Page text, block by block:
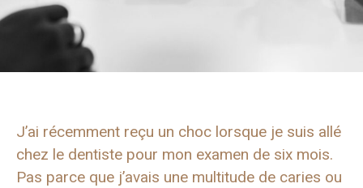
J’ai récemment reçu un choc lorsque je suis allé
chez le dentiste pour mon examen de six mois.
Pas parce que j’avais une multitude de caries ou